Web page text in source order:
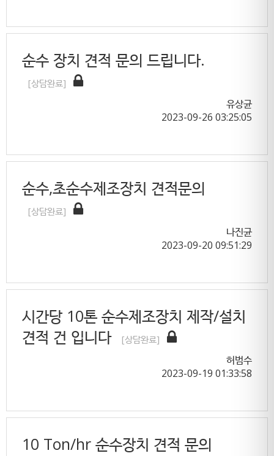
순수 장치 견적 문의 드립니다.
[상담완료]
유상균
2023-09-26 03:25:05
순수,초순수제조장치 견적문의
[상담완료]
나진균
2023-09-20 09:51:29
시간당 10톤 순수제조장치 제작/설치
견적 건 입니다
[상담완료]
허범수
2023-09-19 01:33:58
10 Ton/hr 순수장치 견적 문의